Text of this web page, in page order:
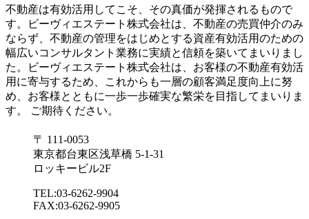
不動産は有効活用してこそ、その真価が発揮されるもので
す。ビーヴィエステート株式会社は、不動産の売買仲介のみ
ならず、不動産の管理をはじめとする資産有効活用のための
幅広いコンサルタント業務に実績と信頼を築いてまいりまし
た。ビーヴィエステート株式会社は、お客様の不動産有効活
用に寄与するため、これからも一層の顧客満足度向上に努
め、お客様とともに一歩一歩確実な繁栄を目指してまいりま
す。 ご期待ください。
〒 111-0053
東京都台東区浅草橋 5-1-31
ロッキービル2F
TEL:03-6262-9904
FAX:03-6262-9905